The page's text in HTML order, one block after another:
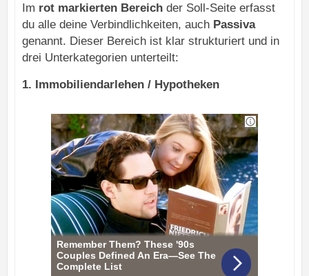
Im rot markierten Bereichder Soll-Seite erfasst
du alle deine Verbindlichkeiten, auch Passiva
genannt. Dieser Bereich ist klar strukturiert und in
drei Unterkategorien unterteilt:
1. Immobiliendarlehen / Hypotheken